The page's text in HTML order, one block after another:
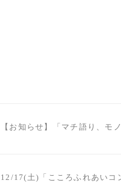
【お知らせ】「マチ語り、モ
12/17(土)「こころふれあいコ